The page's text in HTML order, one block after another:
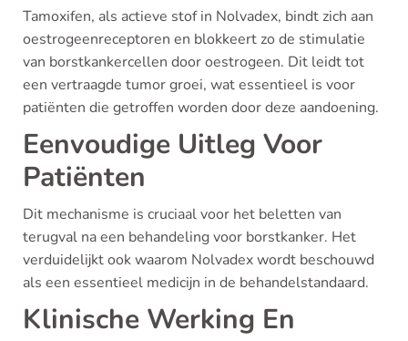
Tamoxifen, als actieve stof in Nolvadex, bindt zich aan
oestrogeenreceptoren en blokkeert zo de stimulatie
van borstkankercellen door oestrogeen. Dit leidt tot
een vertraagde tumor groei, wat essentieel is voor
patiënten die getroffen worden door deze aandoening.
Eenvoudige Uitleg Voor
Patiënten
Dit mechanisme is cruciaal voor het beletten van
terugval na een behandeling voor borstkanker. Het
verduidelijkt ook waarom Nolvadex wordt beschouwd
als een essentieel medicijn in de behandelstandaard.
Klinische Werking En